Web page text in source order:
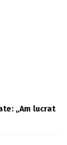
„Am lucrat